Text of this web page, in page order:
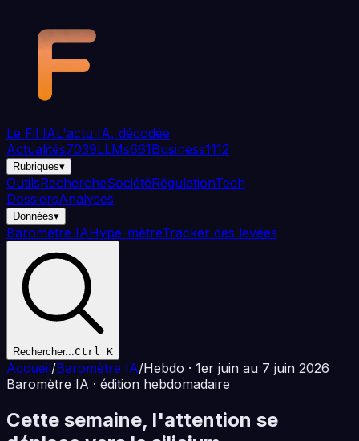
Le Fil IAL'actu IA, décodée
Actualités7039LLMs661Business1112
Rubriques▾
OutilsRechercheSociétéRégulationTech
DossiersAnalyses
Données▾
Baromètre IAHype-mètreTracker des levées
Rechercher...Ctrl K
Accueil/Baromètre IA/Hebdo · 1er juin au 7 juin 2026
Baromètre IA · édition hebdomadaire
Cette semaine, l'attention se